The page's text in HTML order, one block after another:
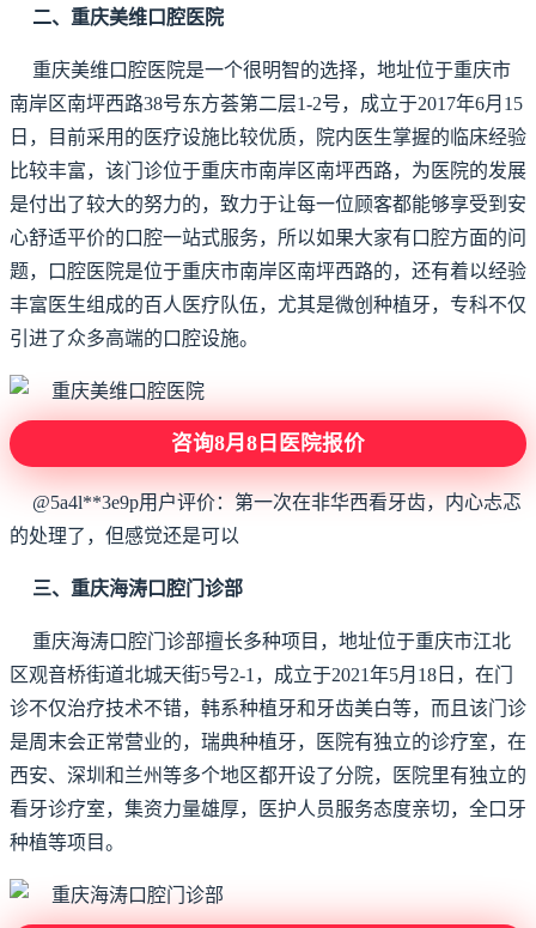
二、重庆美维口腔医院
重庆美维口腔医院是一个很明智的选择，地址位于重庆市
南岸区南坪西路38号东方荟第二层1-2号，成立于2017年6月15
日，目前采用的医疗设施比较优质，院内医生掌握的临床经验
比较丰富，该门诊位于重庆市南岸区南坪西路，为医院的发展
是付出了较大的努力的，致力于让每一位顾客都能够享受到安
心舒适平价的口腔一站式服务，所以如果大家有口腔方面的问
题，口腔医院是位于重庆市南岸区南坪西路的，还有着以经验
丰富医生组成的百人医疗队伍，尤其是微创种植牙，专科不仅
引进了众多高端的口腔设施。
咨询8月8日医院报价
@5a4l**3e9p用户评价：第一次在非华西看牙齿，内心忐忑
的处理了，但感觉还是可以
三、重庆海涛口腔门诊部
重庆海涛口腔门诊部擅长多种项目，地址位于重庆市江北
区观音桥街道北城天街5号2-1，成立于2021年5月18日，在门
诊不仅治疗技术不错，韩系种植牙和牙齿美白等，而且该门诊
是周末会正常营业的，瑞典种植牙，医院有独立的诊疗室，在
西安、深圳和兰州等多个地区都开设了分院，医院里有独立的
看牙诊疗室，集资力量雄厚，医护人员服务态度亲切，全口牙
种植等项目。